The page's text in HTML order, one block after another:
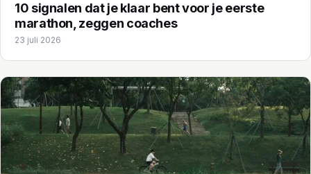
10 signalen dat je klaar bent voor je eerste
marathon, zeggen coaches
23 juli 2026